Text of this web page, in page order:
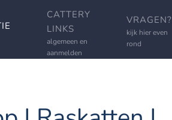
CATTERY
LINKS
algemeen en
aanmelden
VRAGEN?
kijk hier even
rond